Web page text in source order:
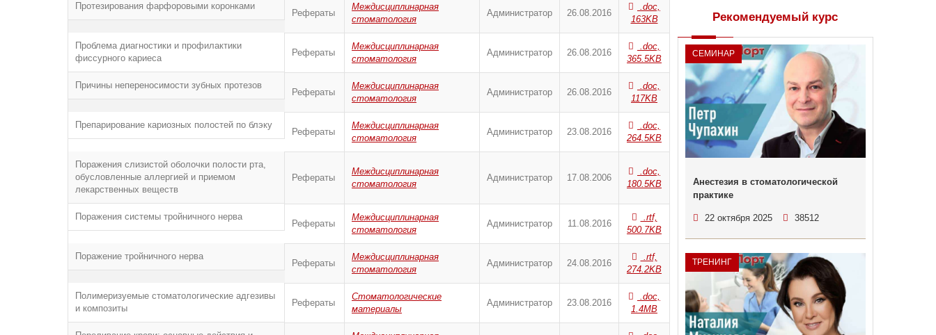
Протезирования фарфоровыми коронками
Рефераты
Междисциплинарная
стоматология
Администратор 26.08.2016
.doc,
163KB
Проблема диагностики и профилактики
фиссурного кариеса
Рефераты
Междисциплинарная
стоматология
Администратор 26.08.2016
.doc,
365.5KB
Причины непереносимости зубных протезов
Рефераты
Междисциплинарная
стоматология
Администратор 26.08.2016
.doc,
117KB
Препарирование кариозных полостей по блэку
Рефераты
Междисциплинарная
стоматология
Администратор 23.08.2016
.doc,
264.5KB
Поражения слизистой оболочки полости рта,
обусловленные аллергией и приемом
лекарственных веществ
Рефераты
Междисциплинарная
стоматология
Администратор 17.08.2006
.doc,
180.5KB
Поражения системы тройничного нерва
Рефераты
Междисциплинарная
стоматология
Администратор 11.08.2016
.rtf,
500.7KB
Поражение тройничного нерва
Рефераты
Междисциплинарная
стоматология
Администратор 24.08.2016
.rtf,
274.2KB
Полимеризуемые стоматологические адгезивы
и композиты
Рефераты
Стоматологические
материалы
Администратор 23.08.2016
.doc,
1.4MB
Рекомендуемый курс
СЕМИНАР
Анестезия в стоматологической
практике
22 октября 2025 38512
ТРЕНИНГ